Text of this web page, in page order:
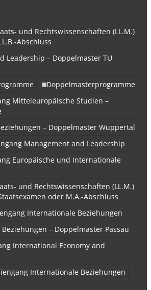
und Rechtswissenschaften (LL.M.)
Abschluss
Leadership – Doppelmaster TU
Doppelmasterprogramme
Mitteleuropäische Studien –
– Doppelmaster Wuppertal
Management and Leadership
Europäische und Internationale
und Rechtswissenschaften (LL.M.)
oder M.A.-Abschluss
Internationale Beziehungen
– Doppelmaster Passau
International Economy and
Internationale Beziehungen